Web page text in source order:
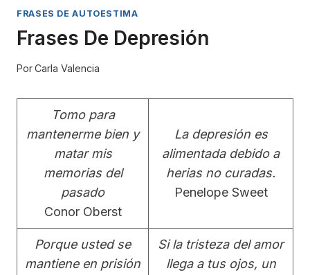
FRASES DE AUTOESTIMA
Frases De Depresión
PorCarla Valencia
Tomo para
mantenerme bien y
matar mis
memorias del
pasado
Conor Oberst
La depresión es
alimentada debido a
herias no curadas.
Penelope Sweet
Porque usted se
mantiene en prisión
Si la tristeza del amor
llega a tus ojos, un